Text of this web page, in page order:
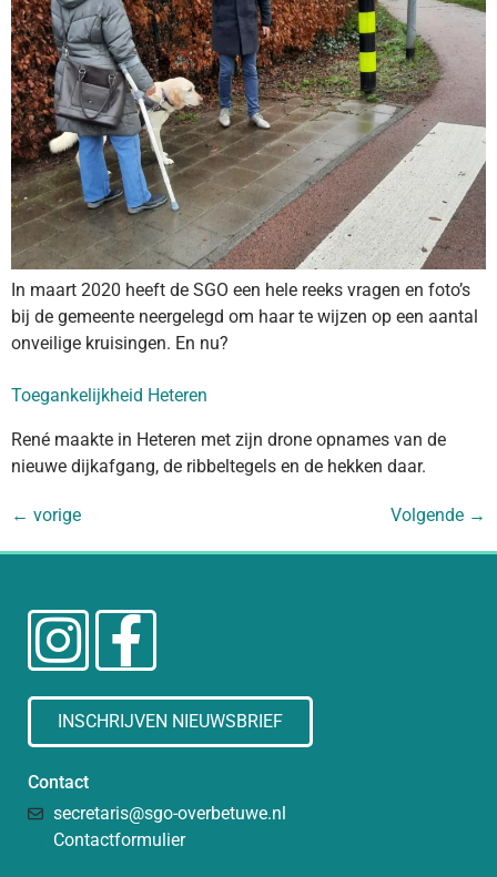
In maart 2020 heeft de SGO een hele reeks vragen en foto’s
bij de gemeente neergelegd om haar te wijzen op een aantal
onveilige kruisingen. En nu?
Toegankelijkheid Heteren
René maakte in Heteren met zijn drone opnames van de
nieuwe dijkafgang, de ribbeltegels en de hekken daar.
← vorige Volgende →
INSCHRIJVEN NIEUWSBRIEF
Contact
secretaris@sgo-overbetuwe.nl
Contactformulier